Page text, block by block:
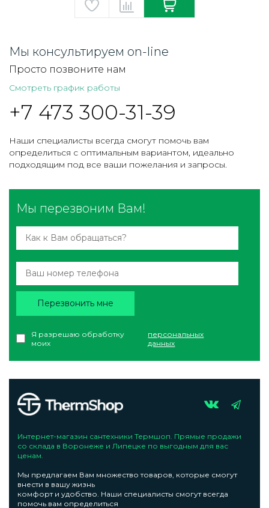
Мы консультируем on-line
Просто позвоните нам
Смотреть график работы
+7 473 300-31-39
Наши специалисты всегда смогут помочь вам
определиться с оптимальным вариантом, идеально
подходящим под все ваши пожелания и запросы.
Мы перезвоним Вам!
Я разрешаю обработку
моих
персональных
данных
Перезвонить мне
Интернет-магазин сантехники Термшоп. Прямые продажи
со склада в Воронеже и Липецке по выгодным для вас
ценам.
Мы предлагаем Вам множество товаров, которые смогут
внести в вашу жизнь
комфорт и удобство. Наши специалисты смогут всегда
помочь вам определиться